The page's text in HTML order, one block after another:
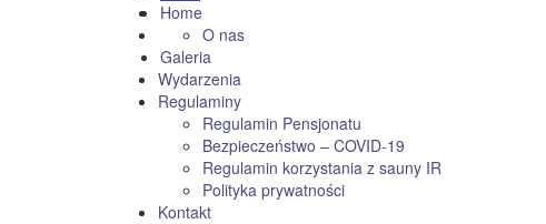
Home
O nas
Galeria
Wydarzenia
Regulaminy
Regulamin Pensjonatu
Bezpieczeństwo – COVID-19
Regulamin korzystania z sauny IR
Polityka prywatności
Kontakt